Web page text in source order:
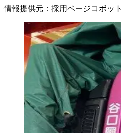
情報提供元 ： 採用ページコボット